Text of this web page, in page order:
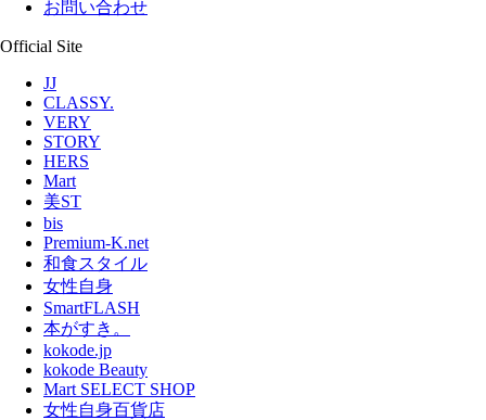
お問い合わせ
Official Site
JJ
CLASSY.
VERY
STORY
HERS
Mart
美ST
bis
Premium-K.net
和食スタイル
女性自身
SmartFLASH
本がすき。
kokode.jp
kokode Beauty
Mart SELECT SHOP
女性自身百貨店